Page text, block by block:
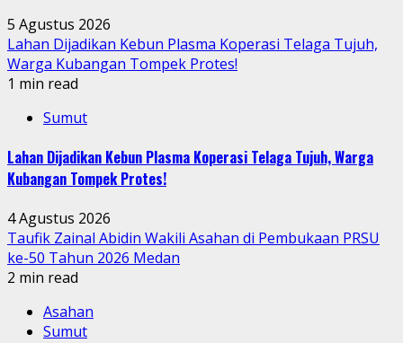
5 Agustus 2026
Lahan Dijadikan Kebun Plasma Koperasi Telaga Tujuh,
Warga Kubangan Tompek Protes!
1 min read
Sumut
Lahan Dijadikan Kebun Plasma Koperasi Telaga Tujuh, Warga
Kubangan Tompek Protes!
4 Agustus 2026
Taufik Zainal Abidin Wakili Asahan di Pembukaan PRSU
ke-50 Tahun 2026 Medan
2 min read
Asahan
Sumut